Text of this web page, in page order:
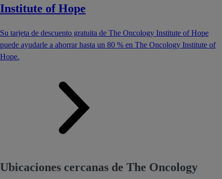
Institute of Hope
Su tarjeta de descuento gratuita de The Oncology Institute of Hope
puede ayudarle a ahorrar hasta un 80 % en The Oncology Institute of
Hope.
Ubicaciones cercanas de The Oncology